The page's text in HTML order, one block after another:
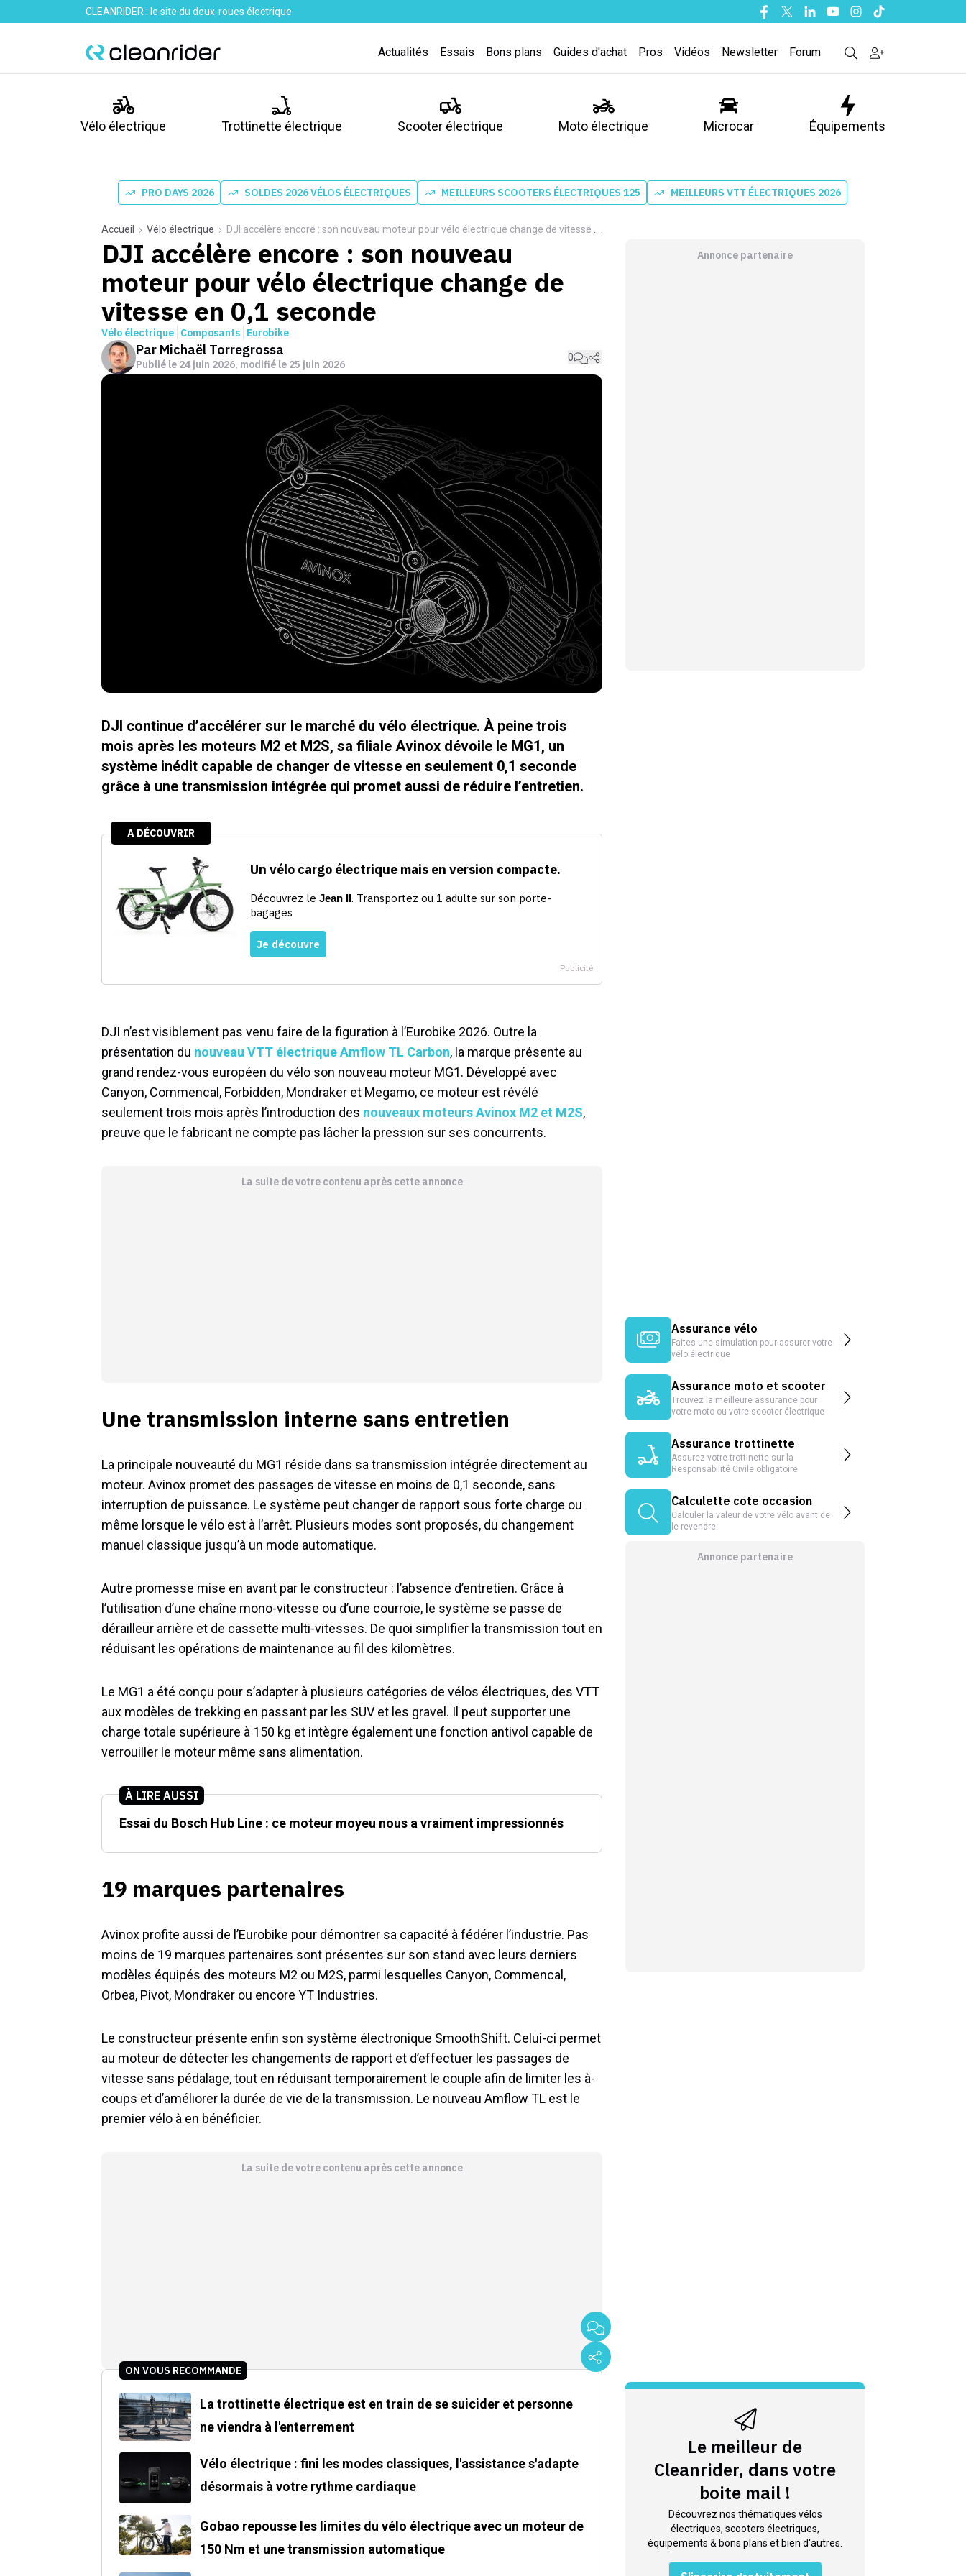
CLEANRIDER : le site du deux-roues électrique Facebook
TwitterLinkedinYoutubeInstagram
Tiktok
Actualités Essais Bons plans Guides d'achat Pros Vidéos Newsletter Forum
Vélo électrique Trottinette électrique Scooter électrique Moto électrique Microcar Équipements
PRO DAYS 2026 SOLDES 2026 VÉLOS ÉLECTRIQUES MEILLEURS SCOOTERS ÉLECTRIQUES 125 MEILLEURS VTT ÉLECTRIQUES 2026
Accueil Vélo électrique DJI accélère encore : son nouveau moteur pour vélo électrique change de vitesse en 0,1 seconde
DJI accélère encore : son nouveau
moteur pour vélo électrique change de
vitesse en 0,1 seconde
Vélo électrique Composants Eurobike
Par Michaël Torregrossa
Publié le 24 juin 2026, modifié le 25 juin 2026
0
DJI continue d’accélérer sur le marché du vélo électrique. À peine trois
mois après les moteurs M2 et M2S, sa filiale Avinox dévoile le MG1, un
système inédit capable de changer de vitesse en seulement 0,1 seconde
grâce à une transmission intégrée qui promet aussi de réduire l’entretien.
DJI n’est visiblement pas venu faire de la figuration à l’Eurobike 2026. Outre la
présentation du nouveau VTT électrique Amflow TL Carbon, la marque présente au
grand rendez-vous européen du vélo son nouveau moteur MG1. Développé avec
Canyon, Commencal, Forbidden, Mondraker et Megamo, ce moteur est révélé
seulement trois mois après l’introduction des nouveaux moteurs Avinox M2 et M2S,
preuve que le fabricant ne compte pas lâcher la pression sur ses concurrents.
La suite de votre contenu après cette annonce
Une transmission interne sans entretien
La principale nouveauté du MG1 réside dans sa transmission intégrée directement au
moteur. Avinox promet des passages de vitesse en moins de 0,1 seconde, sans
interruption de puissance. Le système peut changer de rapport sous forte charge ou
même lorsque le vélo est à l’arrêt. Plusieurs modes sont proposés, du changement
manuel classique jusqu’à un mode automatique.
Autre promesse mise en avant par le constructeur : l’absence d’entretien. Grâce à
l’utilisation d’une chaîne mono-vitesse ou d’une courroie, le système se passe de
dérailleur arrière et de cassette multi-vitesses. De quoi simplifier la transmission tout en
réduisant les opérations de maintenance au fil des kilomètres.
Le MG1 a été conçu pour s’adapter à plusieurs catégories de vélos électriques, des VTT
aux modèles de trekking en passant par les SUV et les gravel. Il peut supporter une
charge totale supérieure à 150 kg et intègre également une fonction antivol capable de
verrouiller le moteur même sans alimentation.
À LIRE AUSSI
Essai du Bosch Hub Line : ce moteur moyeu nous a vraiment impressionnés
19 marques partenaires
Avinox profite aussi de l’Eurobike pour démontrer sa capacité à fédérer l’industrie. Pas
moins de 19 marques partenaires sont présentes sur son stand avec leurs derniers
modèles équipés des moteurs M2 ou M2S, parmi lesquelles Canyon, Commencal,
Orbea, Pivot, Mondraker ou encore YT Industries.
Le constructeur présente enfin son système électronique SmoothShift. Celui-ci permet
au moteur de détecter les changements de rapport et d’effectuer les passages de
vitesse sans pédalage, tout en réduisant temporairement le couple afin de limiter les à-
coups et d’améliorer la durée de vie de la transmission. Le nouveau Amflow TL est le
premier vélo à en bénéficier.
La suite de votre contenu après cette annonce
ON VOUS RECOMMANDE
La trottinette électrique est en train de se suicider et personne
ne viendra à l'enterrement
Vélo électrique : fini les modes classiques, l'assistance s'adapte
désormais à votre rythme cardiaque
Gobao repousse les limites du vélo électrique avec un moteur de
150 Nm et une transmission automatique
Annonce partenaire
Assurance vélo
Faites une simulation pour assurer votre
vélo électrique
Assurance moto et scooter
Trouvez la meilleure assurance pour
votre moto ou votre scooter électrique
Assurance trottinette
Assurez votre trottinette sur la
Responsabilité Civile obligatoire
Calculette cote occasion
Calculer la valeur de votre vélo avant de
le revendre
Annonce partenaire
Le meilleur de
Cleanrider, dans votre
boite mail !
Découvrez nos thématiques vélos
électriques, scooters électriques,
équipements & bons plans et bien d'autres.